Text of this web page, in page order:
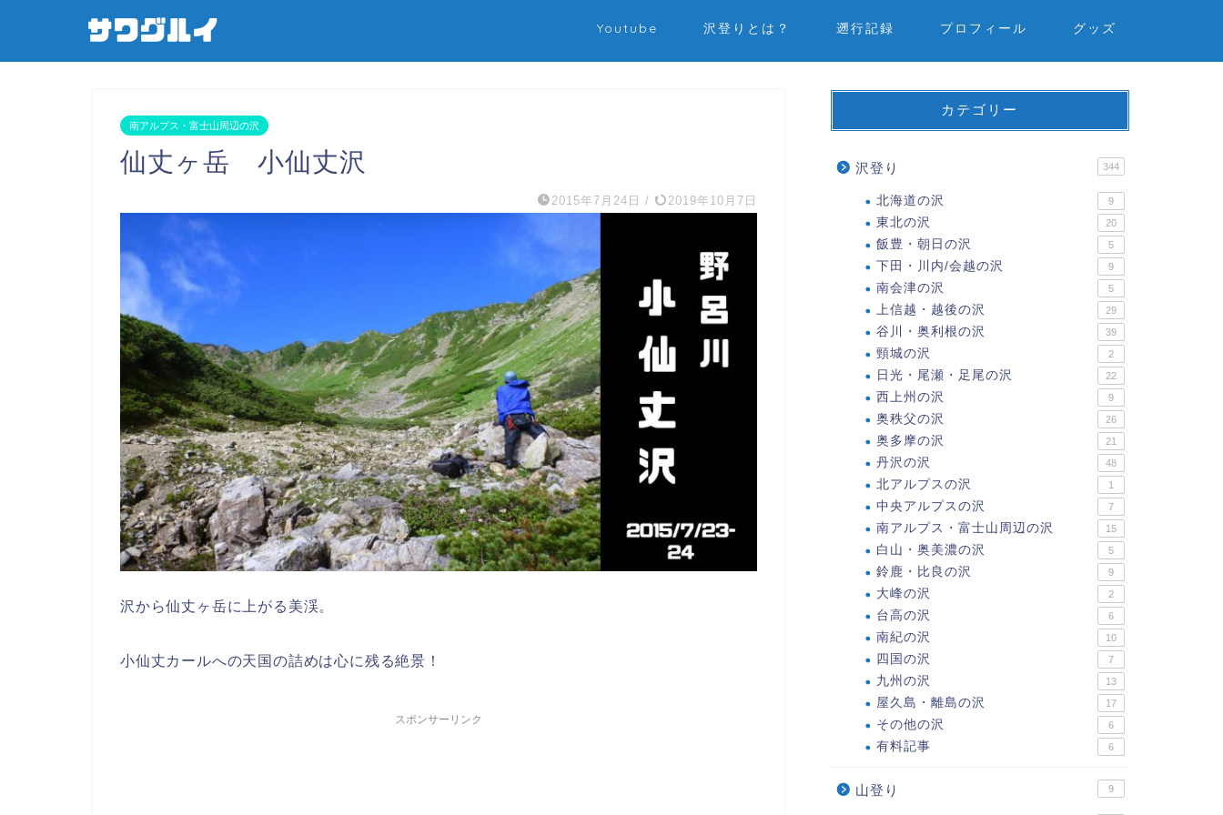
Youtube 沢登りとは？ 遡行記録 プロフィール グッズ
南アルプス・富士山周辺の沢
仙丈ヶ岳 小仙丈沢
2015年7月24日 / 2019年10月7日
沢から仙丈ヶ岳に上がる美渓。
小仙丈カールへの天国の詰めは心に残る絶景！
スポンサーリンク
カテゴリー
沢登り 344
北海道の沢 9
東北の沢 20
飯豊・朝日の沢 5
下田・川内/会越の沢 9
南会津の沢 5
上信越・越後の沢 29
谷川・奥利根の沢 39
頸城の沢 2
日光・尾瀬・足尾の沢 22
西上州の沢 9
奥秩父の沢 26
奥多摩の沢 21
丹沢の沢 48
北アルプスの沢 1
中央アルプスの沢 7
南アルプス・富士山周辺の沢 15
白山・奥美濃の沢 5
鈴鹿・比良の沢 9
大峰の沢 2
台高の沢 6
南紀の沢 10
四国の沢 7
九州の沢 13
屋久島・離島の沢 17
その他の沢 6
有料記事 6
山登り 9